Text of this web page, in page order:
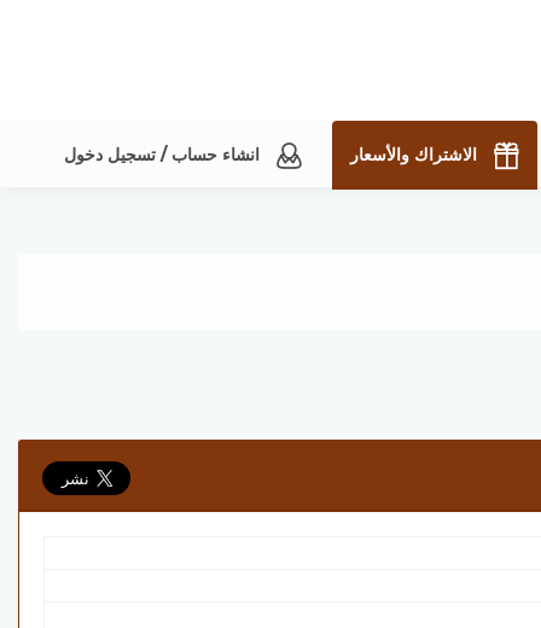
الاشتراك والأسعار انشاء حساب / تسجيل دخول